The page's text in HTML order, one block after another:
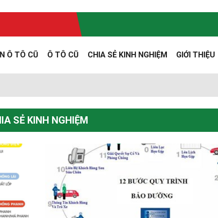
Ô TÔ CŨ Ô TÔ CŨ CHIA SẺ KINH NGHIỆM GIỚI THIỆU
SẺ KINH NGHIỆM